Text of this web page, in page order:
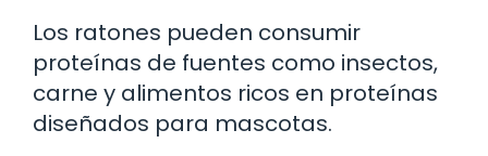
Los ratones pueden consumir
proteínas de fuentes como insectos,
carne y alimentos ricos en proteínas
diseñados para mascotas.